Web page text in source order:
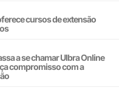
cursos de extensão
a se chamar Ulbra Online
compromisso com a